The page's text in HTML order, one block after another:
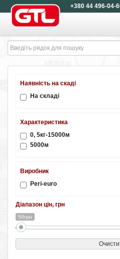
+380 44 496-04-
Наявність на скаді
На складі
Характеристика
0, 5кг-15000м
5000м
Виробник
Peri-euro
Діапазон цін, грн
50грн